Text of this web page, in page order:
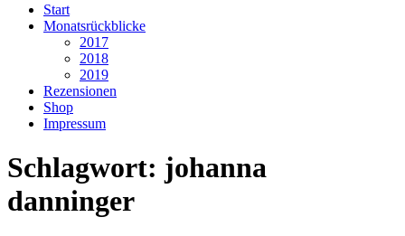
Start
Monatsrückblicke
2017
2018
2019
Rezensionen
Shop
Impressum
Schlagwort: johanna
danninger